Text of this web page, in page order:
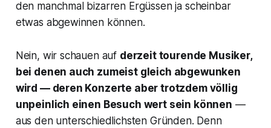
den manchmal bizarren Ergüssen ja scheinbar
etwas abgewinnen können.
Nein, wir schauen auf derzeit tourende Musiker,
bei denen auch zumeist gleich abgewunken
wird — deren Konzerte aber trotzdem völlig
unpeinlich einen Besuch wert sein können —
aus den unterschiedlichsten Gründen. Denn